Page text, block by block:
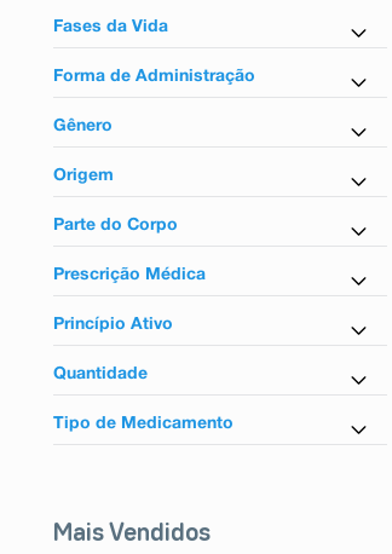
Para calvície
Fases da Vida
Para adultos
Forma de Administração
Uso tópico
Gênero
Masculino
Origem
Nacional
Parte do Corpo
Para o couro cabeludo
Prescrição Médica
Sim
Princípio Ativo
Minoxidil
Quantidade
50ml
Tipo de Medicamento
Mais Vendidos